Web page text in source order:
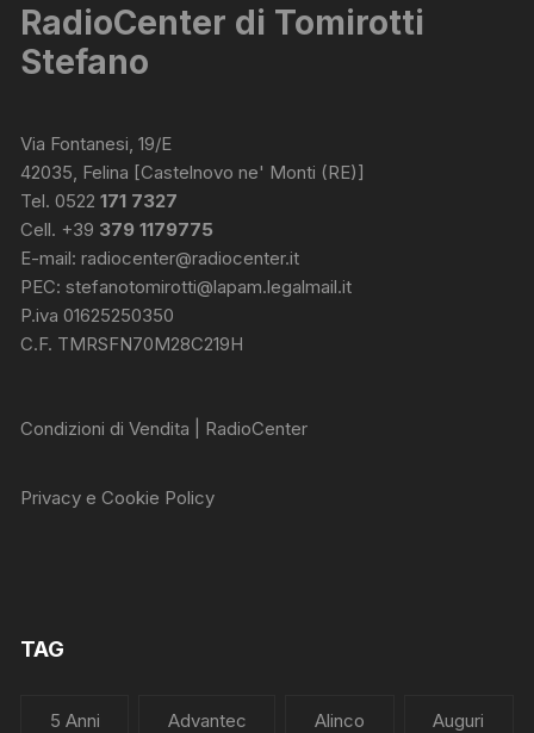
RadioCenter di Tomirotti
Stefano
Via Fontanesi, 19/E
42035, Felina [Castelnovo ne' Monti (RE)]
Tel. 0522171 7327
Cell. +39 379 1179775
E-mail:radiocenter@radiocenter.it
PEC:stefanotomirotti@lapam.legalmail.it
P.iva 01625250350
C.F. TMRSFN70M28C219H
Condizioni di Vendita | RadioCenter
Privacy e Cookie Policy
TAG
5 Anni Advantec Alinco Auguri